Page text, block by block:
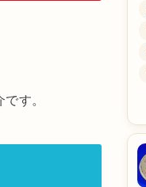
す。